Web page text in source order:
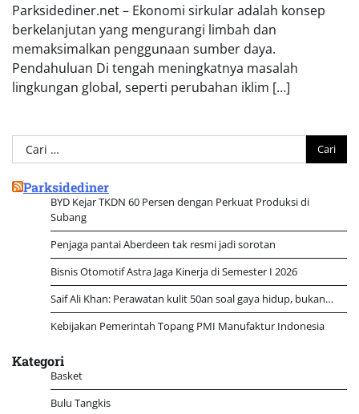
Parksidediner.net – Ekonomi sirkular adalah konsep
berkelanjutan yang mengurangi limbah dan
memaksimalkan penggunaan sumber daya.
Pendahuluan Di tengah meningkatnya masalah
lingkungan global, seperti perubahan iklim […]
Cari
untuk:
Parksidediner
BYD Kejar TKDN 60 Persen dengan Perkuat Produksi di
Subang
Penjaga pantai Aberdeen tak resmi jadi sorotan
Bisnis Otomotif Astra Jaga Kinerja di Semester I 2026
Saif Ali Khan: Perawatan kulit 50an soal gaya hidup, bukan…
Kebijakan Pemerintah Topang PMI Manufaktur Indonesia
Kategori
Basket
Bulu Tangkis